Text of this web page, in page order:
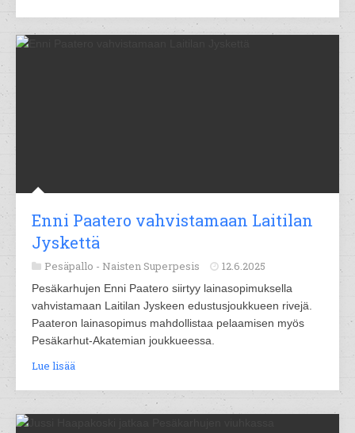
Enni Paatero vahvistamaan Laitilan
Jyskettä
Pesäpallo - Naisten Superpesis 12.6.2025
Pesäkarhujen Enni Paatero siirtyy lainasopimuksella
vahvistamaan Laitilan Jyskeen edustusjoukkueen rivejä.
Paateron lainasopimus mahdollistaa pelaamisen myös
Pesäkarhut-Akatemian joukkueessa.
Lue lisää